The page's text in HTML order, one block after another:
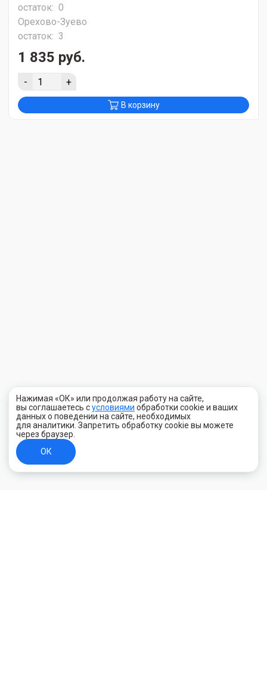
остаток: 0
Орехово-Зуево
остаток: 3
1 835 руб.
- +
В корзину
Нажимая «ОК» или продолжая работу на сайте,
вы соглашаетесь сусловиями обработки cookie и ваших
данных о поведении на сайте, необходимых
для аналитики. Запретить обработку cookie вы можете
через браузер.
ОК